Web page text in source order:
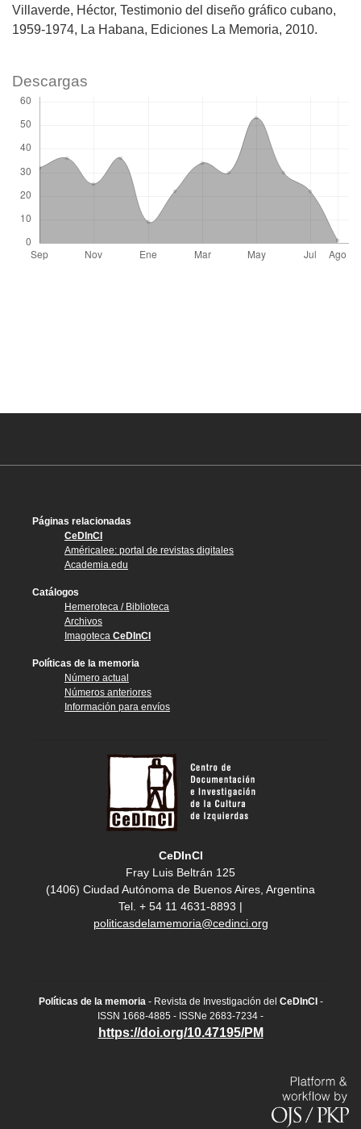
Villaverde, Héctor, Testimonio del diseño gráfico cubano,
1959-1974, La Habana, Ediciones La Memoria, 2010.
Descargas
Páginas relacionadas
CeDInCI
Américalee: portal de revistas digitales
Academia.edu
Catálogos
Hemeroteca / Biblioteca
Archivos
Imagoteca CeDInCI
Políticas de la memoria
Número actual
Números anteriores
Información para envíos
CeDInCI
Fray Luis Beltrán 125
(1406) Ciudad Autónoma de Buenos Aires, Argentina
Tel. + 54 11 4631-8893 |
politicasdelamemoria@cedinci.org
Políticas de la memoria- Revista de Investigación del CeDInCI -
ISSN 1668-4885 - ISSNe 2683-7234 -
https://doi.org/10.47195/PM